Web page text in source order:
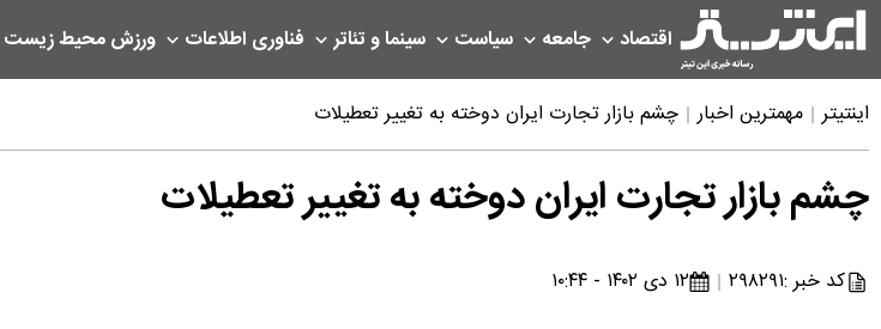
اقتصاد جامعه سیاست سینما و تئاتر فناوری اطلاعات ورزشمحیط زیست
اینتیتر مهمترین اخبار چشم بازار تجارت ایران دوخته به تغییر تعطیلات
چشم بازار تجارت ایران دوخته به تغییر تعطیلات
کد خبر :۲۹۸۲۹۱ ۱۲ دی ۱۴۰۲ - ۱۰:۴۴